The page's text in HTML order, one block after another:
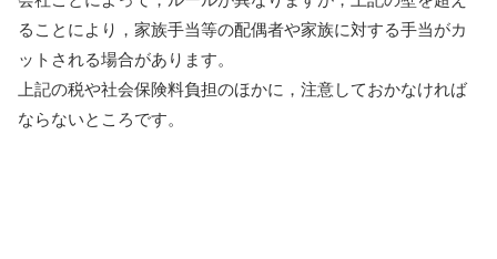
ることにより，家族手当等の配偶者や家族に対する手当がカ
ットされる場合があります。
上記の税や社会保険料負担のほかに，注意しておかなければ
ならないところです。